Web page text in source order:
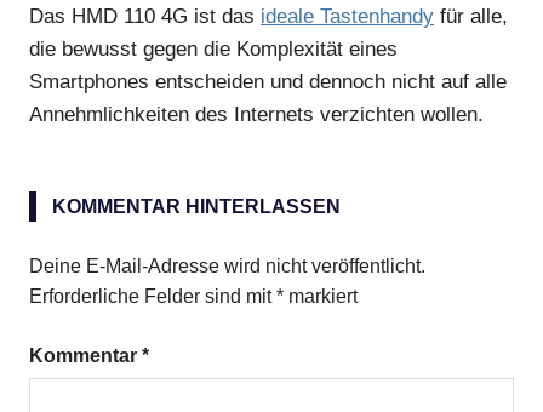
Das HMD 110 4G ist das ideale Tastenhandy für alle,
die bewusst gegen die Komplexität eines
Smartphones entscheiden und dennoch nicht auf alle
Annehmlichkeiten des Internets verzichten wollen.
KOMMENTAR HINTERLASSEN
Deine E-Mail-Adresse wird nicht veröffentlicht.
Erforderliche Felder sind mit* markiert
Kommentar *